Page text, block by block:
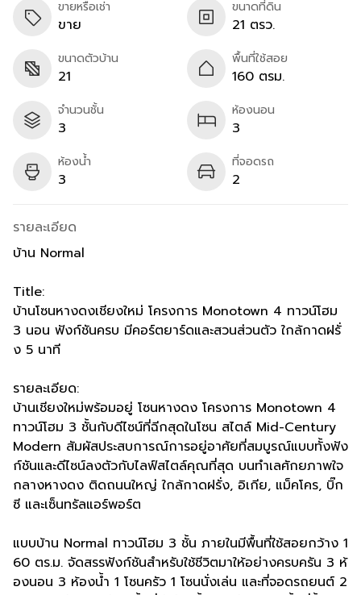
ขายหรือเช่า
ขาย
ขนาดที่ดิน
21 ตรว.
ขนาดตัวบ้าน
21
พื้นที่ใช้สอย
160 ตรม.
จำนวนชั้น
3
ห้องนอน
3
ห้องน้ำ
3
ที่จอดรถ
2
รายละเอียด
บ้าน Normal
Title:
บ้านโซนหางดงเชียงใหม่ โครงการ Monotown 4 ทาวน์โฮม
3 นอน ฟังก์ชันครบ มีคอร์ตยาร์ดและสวนส่วนตัว ใกล้กาดฝรั่
ง 5 นาที
รายละเอียด:
บ้านเชียงใหม่พร้อมอยู่ โซนหางดง โครงการ Monotown 4
ทาวน์โฮม 3 ชั้นกับดีไซน์ที่ฉีกสุดในโซน สไตล์ Mid-Century
Modern สัมผัสประสบการณ์การอยู่อาศัยที่สมบูรณ์แบบทั้งฟัง
ก์ชันและดีไซน์ลงตัวกับไลฟ์สไตล์คุณที่สุด บนทำเลศักยภาพใจ
กลางหางดง ติดถนนใหญ่ ใกล้กาดฝรั่ง, อิเกีย, แม็คโคร, บิ๊ก
ซี และเซ็นทรัลแอร์พอร์ต
แบบบ้าน Normal ทาวน์โฮม 3 ชั้น ภายในมีพื้นที่ใช้สอยกว้าง 1
60 ตร.ม. จัดสรรฟังก์ชันสำหรับใช้ชีวิตมาให้อย่างครบครัน 3 ห้
องนอน 3 ห้องน้ำ 1 โซนครัว 1 โซนนั่งเล่น และที่จอดรถยนต์ 2